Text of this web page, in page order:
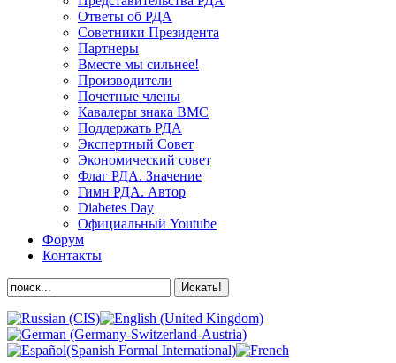
Ответы об РДА
Советники Президента
Партнеры
Вместе мы сильнее!
Производители
Почетные члены
Кавалеры знака ВМС
Поддержать РДА
Экспертный Совет
Экономический совет
Флаг РДА. Значение
Гимн РДА. Автор
Diabetes Day
Официальный Youtube
Форум
Контакты